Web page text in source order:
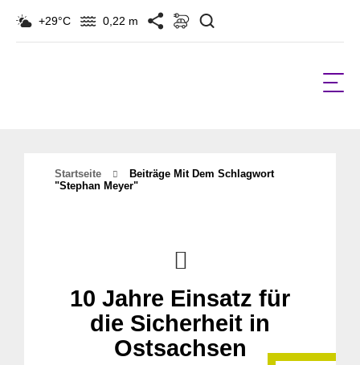
+29°C 0,22 m
Startseite
Beiträge Mit Dem Schlagwort
"stephan Meyer"
10 Jahre Einsatz für
die Sicherheit in
Ostsachsen